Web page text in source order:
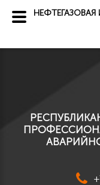
НЕФТЕГАЗОВАЯ